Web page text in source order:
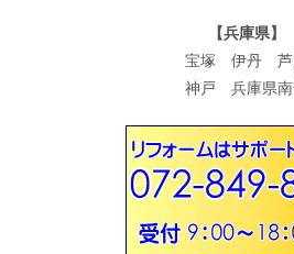
【兵庫県】
宝塚 伊丹 芦
神戸 兵庫県南